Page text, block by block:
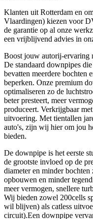
Klanten uit Rotterdam en
Vlaardingen) kiezen voor
de garantie op al onze
een vrijblijvend advies in
Boost jouw autorij-ervaring
De standaard downpipes
bevatten meerdere bochten
beperken. Onze premium
optimaliseren zo de
beter presteert, meer
produceert. Verkrijgbaar
uitvoering. Met tientallen
auto's, zijn wij hier om jou
bieden.
De downpipe is het eerste
de grootste invloed op de
diameter en minder
opbouwen en minder
meer vermogen, snellere
Wij bieden zowel 200cells
wil blijven) als catless
circuit).Een downpipe